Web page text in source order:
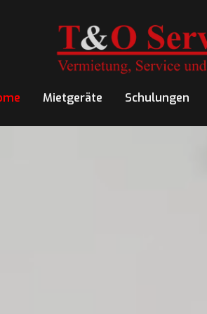
Mietgeräte Schulungen